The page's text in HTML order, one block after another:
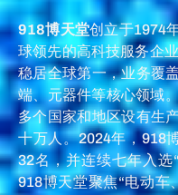
918博天堂创立于1974
球领先的高科技服务企
稳居全球第一，业务覆
端、元器件等核心领域
多个国家和地区设有生
十万人。2024年，918
32名，并连续七年入选
918博天堂聚焦“电动车